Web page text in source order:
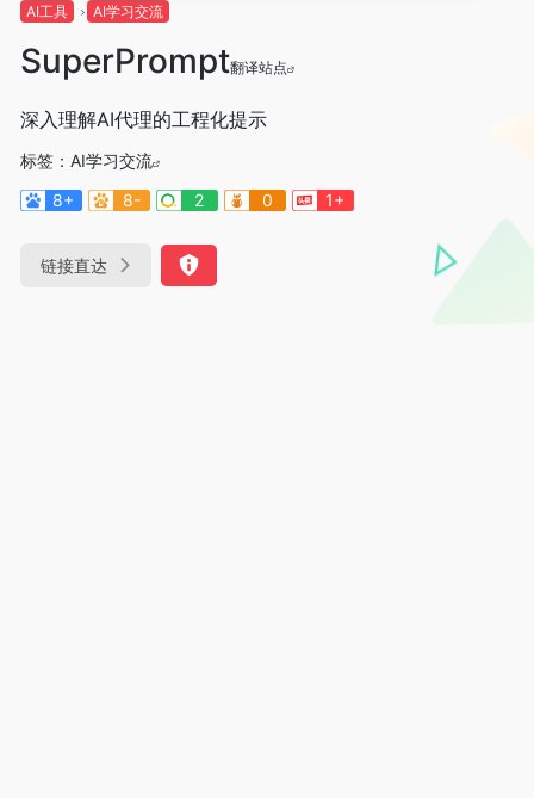
AI工具 AI学习交流
SuperPrompt翻译站点
深入理解AI代理的工程化提示
标签： AI学习交流
8+
8- 2 0 1+
链接直达